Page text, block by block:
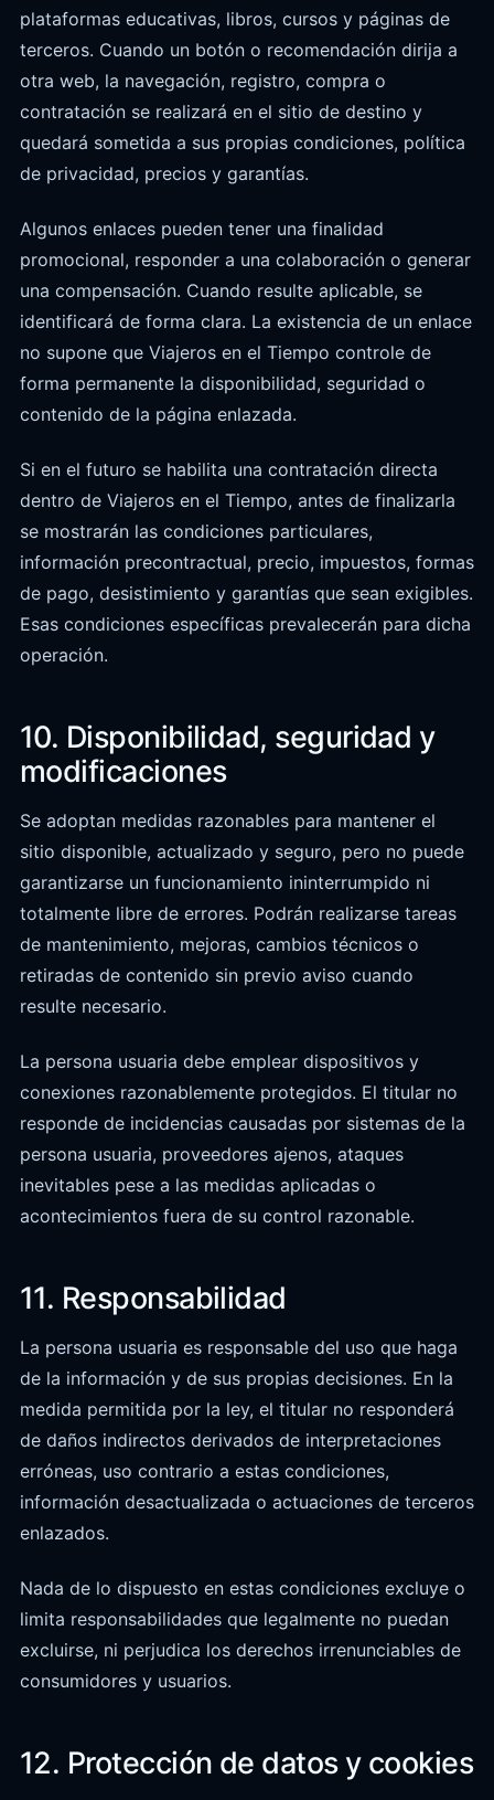
plataformas educativas, libros, cursos y páginas de
terceros. Cuando un botón o recomendación dirija a
otra web, la navegación, registro, compra o
contratación se realizará en el sitio de destino y
quedará sometida a sus propias condiciones, política
de privacidad, precios y garantías.
Algunos enlaces pueden tener una finalidad
promocional, responder a una colaboración o generar
una compensación. Cuando resulte aplicable, se
identificará de forma clara. La existencia de un enlace
no supone que Viajeros en el Tiempo controle de
forma permanente la disponibilidad, seguridad o
contenido de la página enlazada.
Si en el futuro se habilita una contratación directa
dentro de Viajeros en el Tiempo, antes de finalizarla
se mostrarán las condiciones particulares,
información precontractual, precio, impuestos, formas
de pago, desistimiento y garantías que sean exigibles.
Esas condiciones específicas prevalecerán para dicha
operación.
10. Disponibilidad, seguridad y
modificaciones
Se adoptan medidas razonables para mantener el
sitio disponible, actualizado y seguro, pero no puede
garantizarse un funcionamiento ininterrumpido ni
totalmente libre de errores. Podrán realizarse tareas
de mantenimiento, mejoras, cambios técnicos o
retiradas de contenido sin previo aviso cuando
resulte necesario.
La persona usuaria debe emplear dispositivos y
conexiones razonablemente protegidos. El titular no
responde de incidencias causadas por sistemas de la
persona usuaria, proveedores ajenos, ataques
inevitables pese a las medidas aplicadas o
acontecimientos fuera de su control razonable.
11. Responsabilidad
La persona usuaria es responsable del uso que haga
de la información y de sus propias decisiones. En la
medida permitida por la ley, el titular no responderá
de daños indirectos derivados de interpretaciones
erróneas, uso contrario a estas condiciones,
información desactualizada o actuaciones de terceros
enlazados.
Nada de lo dispuesto en estas condiciones excluye o
limita responsabilidades que legalmente no puedan
excluirse, ni perjudica los derechos irrenunciables de
consumidores y usuarios.
12. Protección de datos y cookies